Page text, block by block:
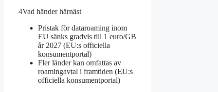
4Vad händer härnäst
Pristak för dataroaming inom
EU sänks gradvis till 1 euro/GB
år 2027 (EU:s officiella
konsumentportal)
Fler länder kan omfattas av
roamingavtal i framtiden (EU:s
officiella konsumentportal)